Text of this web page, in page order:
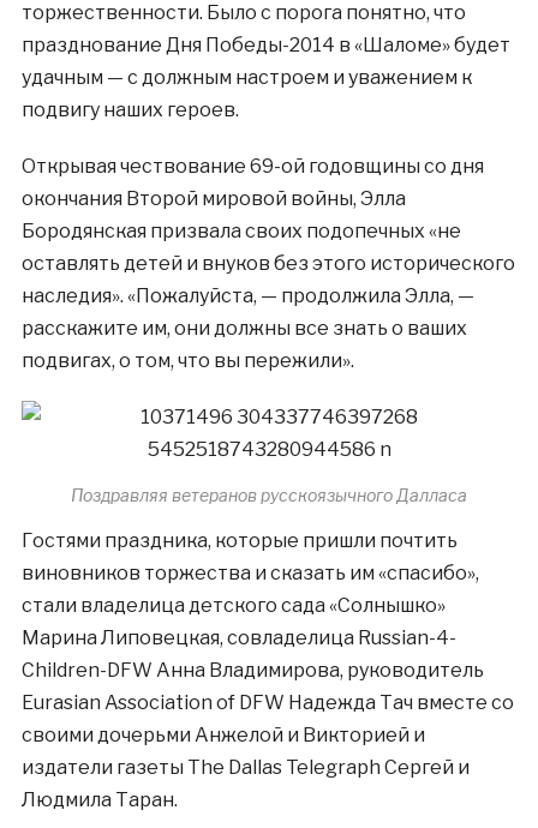
торжественности. Было с порога понятно, что
празднование Дня Победы-2014 в «Шаломе» будет
удачным — с должным настроем и уважением к
подвигу наших героев.
Открывая чествование 69-ой годовщины со дня
окончания Второй мировой войны, Элла
Бородянская призвала своих подопечных «не
оставлять детей и внуков без этого исторического
наследия». «Пожалуйста, — продолжила Элла, —
расскажите им, они должны все знать о ваших
подвигах, о том, что вы пережили».
Поздравляя ветеранов русскоязычного Далласа
Гостями праздника, которые пришли почтить
виновников торжества и сказать им «спасибо»,
стали владелица детского сада «Солнышко»
Марина Липовецкая, совладелица Russian-4-
Children-DFW Анна Владимирова, руководитель
Eurasian Association of DFW Надежда Тач вместе со
своими дочерьми Анжелой и Викторией и
издатели газеты The Dallas Telegraph Сергей и
Людмила Таран.